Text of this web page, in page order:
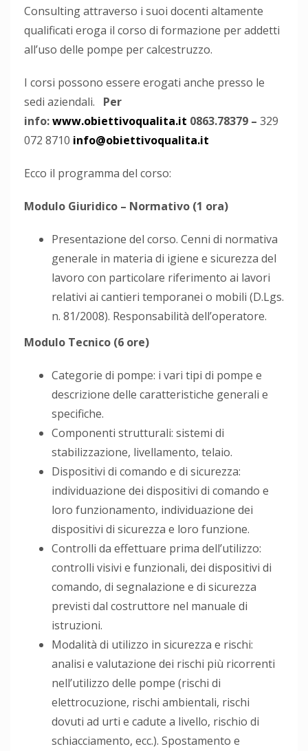
Consulting attraverso i suoi docenti altamente
qualificati eroga il corso di formazione per addetti
all’uso delle pompe per calcestruzzo.
I corsi possono essere erogati anche presso le
sedi aziendali.
Per
info:www.obiettivoqualita.it 0863.78379 – 329
072 8710 info@obiettivoqualita.it
Ecco il programma del corso:
Modulo Giuridico – Normativo (1 ora)
Presentazione del corso. Cenni di normativa
generale in materia di igiene e sicurezza del
lavoro con particolare riferimento ai lavori
relativi ai cantieri temporanei o mobili (D.Lgs.
n. 81/2008). Responsabilità dell’operatore.
Modulo Tecnico (6 ore)
Categorie di pompe: i vari tipi di pompe e
descrizione delle caratteristiche generali e
specifiche.
Componenti strutturali: sistemi di
stabilizzazione, livellamento, telaio.
Dispositivi di comando e di sicurezza:
individuazione dei dispositivi di comando e
loro funzionamento, individuazione dei
dispositivi di sicurezza e loro funzione.
Controlli da effettuare prima dell’utilizzo:
controlli visivi e funzionali, dei dispositivi di
comando, di segnalazione e di sicurezza
previsti dal costruttore nel manuale di
istruzioni.
Modalità di utilizzo in sicurezza e rischi:
analisi e valutazione dei rischi più ricorrenti
nell’utilizzo delle pompe (rischi di
elettrocuzione, rischi ambientali, rischi
dovuti ad urti e cadute a livello, rischio di
schiacciamento, ecc.). Spostamento e